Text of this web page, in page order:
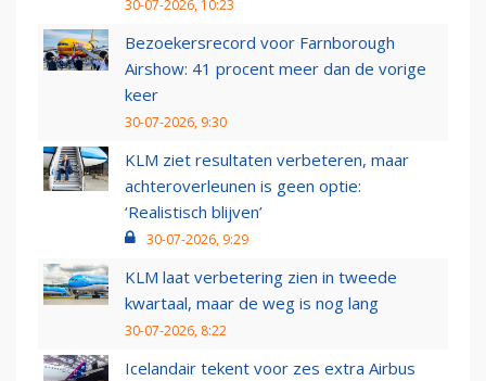
30-07-2026, 10:23
Bezoekersrecord voor Farnborough
Airshow: 41 procent meer dan de vorige
keer
30-07-2026, 9:30
KLM ziet resultaten verbeteren, maar
achteroverleunen is geen optie:
‘Realistisch blijven’
30-07-2026, 9:29
KLM laat verbetering zien in tweede
kwartaal, maar de weg is nog lang
30-07-2026, 8:22
Icelandair tekent voor zes extra Airbus